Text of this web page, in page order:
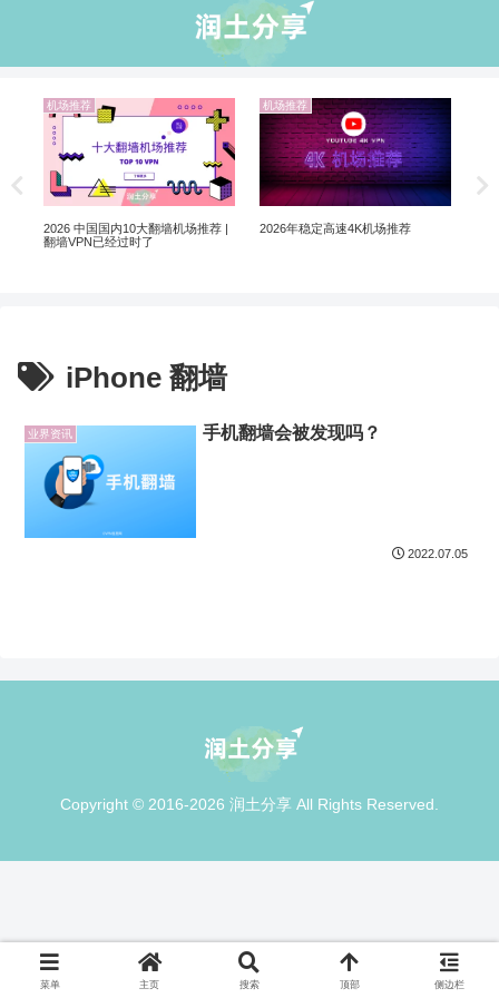
机场推荐
2026 中国国内10大翻墙机场推荐 |
翻墙VPN已经过时了
机场推荐
2026年稳定高速4K机场推荐
iPhone 翻墙
业界资讯 手机翻墙会被发现吗？
2022.07.05
Copyright © 2016-2026 润土分享 All Rights Reserved.
菜单 主页 搜索 顶部 侧边栏